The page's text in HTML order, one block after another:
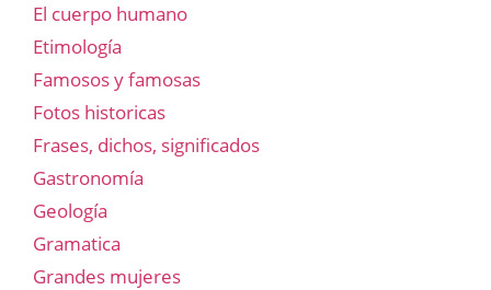
El cuerpo humano
Etimología
Famosos y famosas
Fotos historicas
Frases, dichos, significados
Gastronomía
Geología
Gramatica
Grandes mujeres